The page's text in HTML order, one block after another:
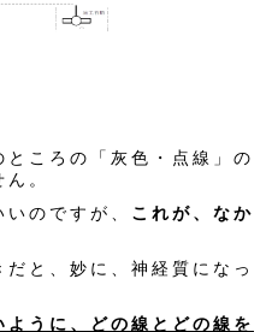
ころの「灰色・点線」の
。
のですが、 これが、なか
と、妙に、神経質になっ
うに、どの線とどの線を